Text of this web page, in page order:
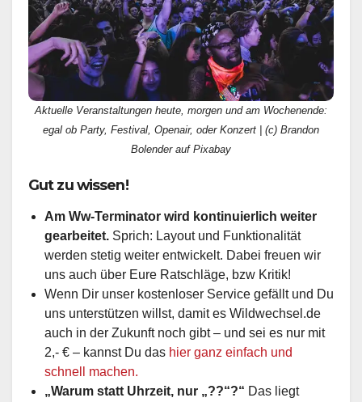
Aktuelle Veranstaltungen heute, morgen und am Wochenende:
egal ob Party, Festival, Openair, oder Konzert | (c) Brandon
Bolender auf Pixabay
Gut zu wissen!
Am Ww-Terminator wird kontinuierlich weiter
gearbeitet. Sprich: Layout und Funktionalität
werden stetig weiter entwickelt. Dabei freuen wir
uns auch über Eure Ratschläge, bzw Kritik!
Wenn Dir unser kostenloser Service gefällt und Du
uns unterstützen willst, damit es Wildwechsel.de
auch in der Zukunft noch gibt – und sei es nur mit
2,- € – kannst Du das hier ganz einfach und
schnell machen.
„Warum statt Uhrzeit, nur „??“?“ Das liegt